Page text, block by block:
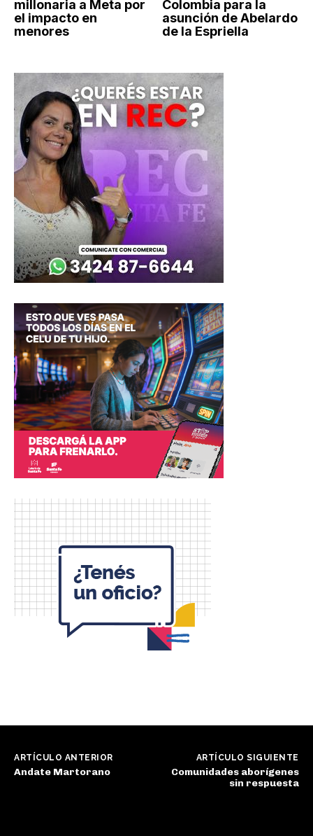
millonaria a Meta por
el impacto en
menores
Colombia para la
asunción de Abelardo
de la Espriella
ARTÍCULO ANTERIOR
Andate Martorano
ARTÍCULO SIGUIENTE
Comunidades aborígenes
sin respuesta